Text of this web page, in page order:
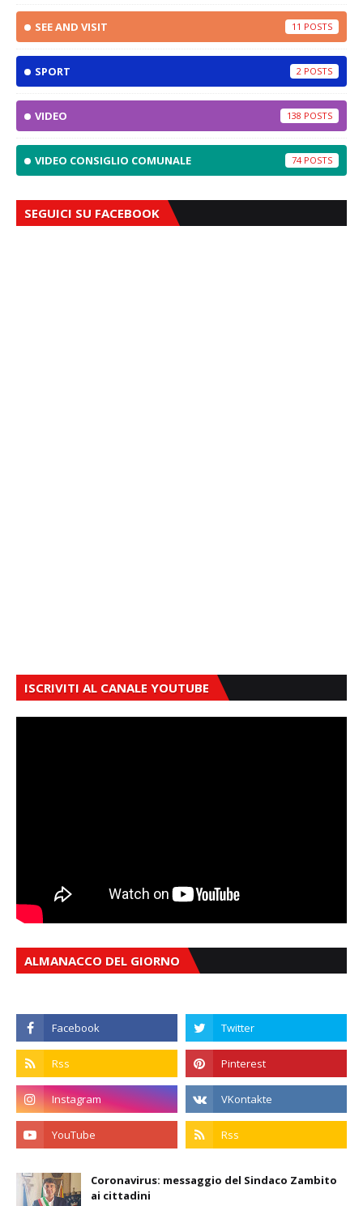
SEE AND VISIT 11
SPORT 2
VIDEO 138
VIDEO CONSIGLIO COMUNALE 74
SEGUICI SU FACEBOOK
ISCRIVITI AL CANALE YOUTUBE
ALMANACCO DEL GIORNO
Coronavirus: messaggio del Sindaco Zambito
ai cittadini